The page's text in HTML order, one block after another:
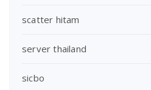
scatter hitam
server thailand
sicbo